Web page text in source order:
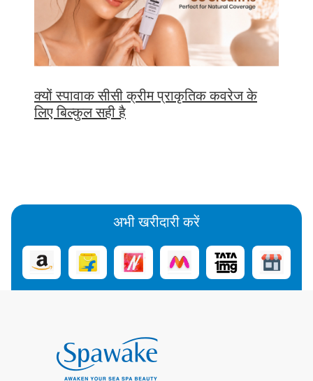
क्यों स्पावाक सीसी क्रीम प्राकृतिक कवरेज के
लिए बिल्कुल सही है
अभी खरीदारी करें